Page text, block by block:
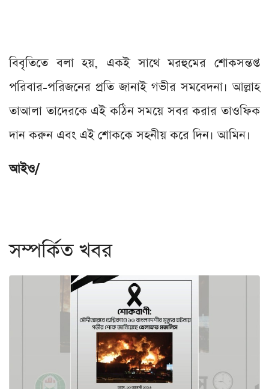
বিবৃতিতে বলা হয়, একই সাথে মরহুমের শোকসন্তপ্ত
পরিবার-পরিজনের প্রতি জানাই গভীর সমবেদনা। আল্লাহ
তাআলা তাদেরকে এই কঠিন সময়ে সবর করার তাওফিক
দান করুন এবং এই শোককে সহনীয় করে দিন। আমিন।
আইও/
সম্পর্কিত খবর